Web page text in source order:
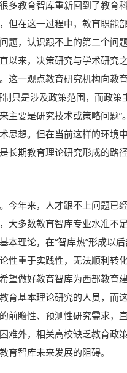
多教育智库重新回到了教育
但在这一过程中，教育职能
题，认识跟不上的第二个问
以来，决策研究与学术研究
这一观点教育研究机构向教
只是涉及政策范围，而政
主要是研究技术或策略问题
思想。但在当前这样的环境
长期教育理论研究形成的路
今年来，人才跟不上问题已
大多数教育智库专业水准不
本理论，在“智库热”形成以
性重于实践性，无法顺利转
望做好教育智库为西部教育
育基本理论研究的人员，而
前瞻性、预测性研究需求，
难外，相关高校缺乏教育政
育智库未来发展的阻碍。